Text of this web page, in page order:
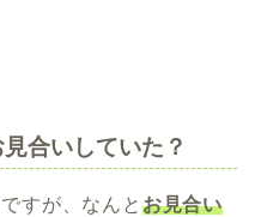
合いしていた？
すが、なんと お見合い